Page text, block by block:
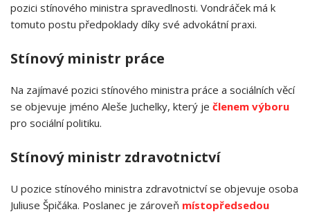
pozici stínového ministra spravedlnosti. Vondráček má k
tomuto postu předpoklady díky své advokátní praxi.
Stínový ministr práce
Na zajímavé pozici stínového ministra práce a sociálních věcí
se objevuje jméno Aleše Juchelky, který je členem výboru
pro sociální politiku.
Stínový ministr zdravotnictví
U pozice stínového ministra zdravotnictví se objevuje osoba
Juliuse Špičáka. Poslanec je zároveň místopředsedou